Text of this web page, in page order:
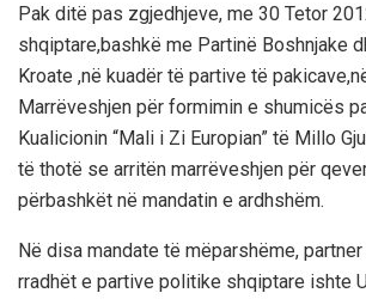
Pak ditë pas zgjedhjeve, me 30 Tetor
shqiptare,bashkë me Partinë Boshnjake
Kroate ,në kuadër të partive të
Marrëveshjen për formimin e shumicës
Kualicionin “Mali i Zi Europian” të Millo
të thotë se arritën marrëveshjen për
përbashkët në mandatin e ardhshëm.
Në disa mandate të mëparshëme,
rradhët e partive politike shqiptare ishte